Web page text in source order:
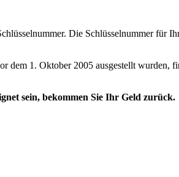
Die Schlüsselnummer für
dem 1. Oktober 2005 ausgestellt wurden,
sein, bekommen Sie Ihr Geld zurück.